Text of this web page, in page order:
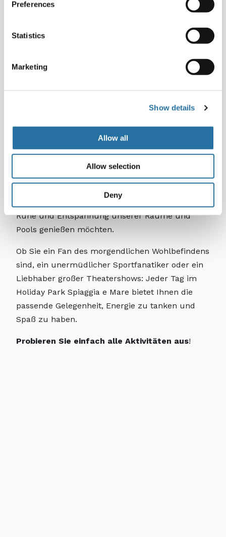
Preferences
Statistics
Marketing
Show details
Allow all
Allow selection
Deny
das wahre Highlight
maximalem Spaß-Faktor, das direkt
Termin unter dem Sternenhimmel
Sie barfuß auf dem Sand tanzen,
Takt der größten Sommerhits des
Augenblicks.
Sie können jeden Tag entscheiden, ob Sie dem
sich in unseren Sportzentren beweisen oder die
Ruhe und Entspannung unserer Räume und
Pools genießen möchten.
Ob Sie ein Fan des morgendlichen Wohlbefindens
sind, ein unermüdlicher Sportfanatiker oder ein
Liebhaber großer Theatershows: Jeder Tag im
Holiday Park Spiaggia e Mare bietet Ihnen die
passende Gelegenheit, Energie zu tanken und
Spaß zu haben.
Probieren Sie einfach alle Aktivitäten aus!